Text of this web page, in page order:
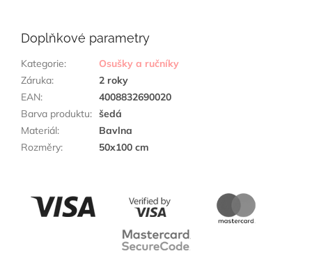
Doplňkové parametry
Kategorie:
Osušky a ručníky
Záruka:
2 roky
EAN:
4008832690020
Barva produktu: šedá
Materiál:
Bavlna
Rozměry: 50x100 cm